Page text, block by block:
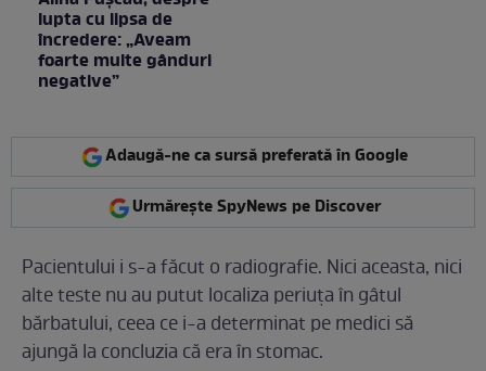
lupta cu lipsa de
încredere: „Aveam
foarte multe gânduri
negative”
Adaugă-ne ca sursă preferată în Google
Urmărește SpyNews pe Discover
Pacientului i s-a făcut o radiografie. Nici aceasta, nici
alte teste nu au putut localiza periuța în gâtul
bărbatului, ceea ce i-a determinat pe medici să
ajungă la concluzia că era în stomac.